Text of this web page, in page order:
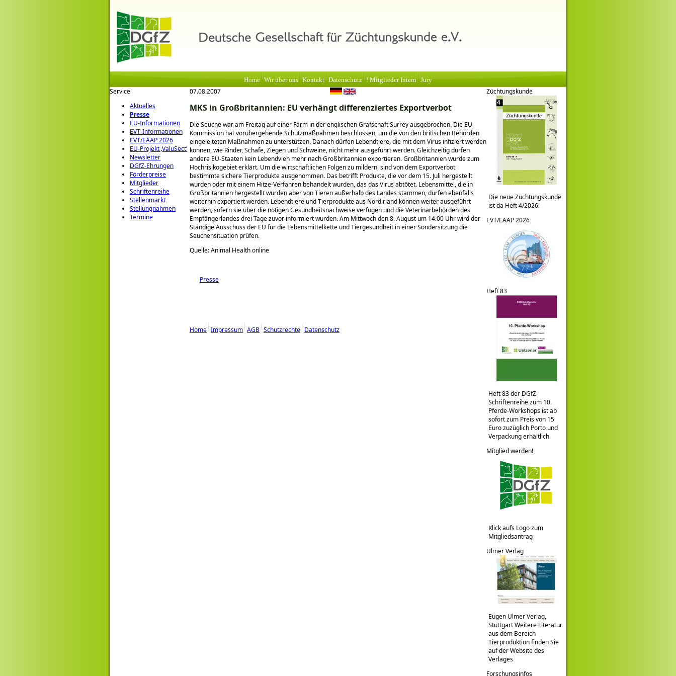
Home Wir über uns Kontakt Datenschutz ! Mitglieder Intern Jury
Service
Aktuelles
Presse
EU-Informationen
EVT-Informationen
EVT/EAAP 2026
EU-Projekt ‚ValuSect‘
Newsletter
DGfZ-Ehrungen
Förderpreise
Mitglieder
Schriftenreihe
Stellenmarkt
Stellungnahmen
Termine
07.08.2007
MKS in Großbritannien: EU verhängt differenziertes Exportverbot
Die Seuche war am Freitag auf einer Farm in der englischen Grafschaft Surrey ausgebrochen. Die EU-
Kommission hat vorübergehende Schutzmaßnahmen beschlossen, um die von den britischen Behörden
eingeleiteten Maßnahmen zu unterstützen. Danach dürfen Lebendtiere, die mit dem Virus infiziert werden
können, wie Rinder, Schafe, Ziegen und Schweine, nicht mehr ausgeführt werden. Gleichzeitig dürfen
andere EU-Staaten kein Lebendvieh mehr nach Großbritannien exportieren. Großbritannien wurde zum
Hochrisikogebiet erklärt. Um die wirtschaftlichen Folgen zu mildern, sind von dem Exportverbot
bestimmte sichere Tierprodukte ausgenommen. Das betrifft Produkte, die vor dem 15. Juli hergestellt
wurden oder mit einem Hitze-Verfahren behandelt wurden, das das Virus abtötet. Lebensmittel, die in
Großbritannien hergestellt wurden aber von Tieren außerhalb des Landes stammen, dürfen ebenfalls
weiterhin exportiert werden. Lebendtiere und Tierprodukte aus Nordirland können weiter ausgeführt
werden, sofern sie über die nötigen Gesundheitsnachweise verfügen und die Veterinärbehörden des
Empfängerlandes drei Tage zuvor informiert wurden. Am Mittwoch den 8. August um 14.00 Uhr wird der
Ständige Ausschuss der EU für die Lebensmittelkette und Tiergesundheit in einer Sondersitzung die
Seuchensituation prüfen.
Quelle: Animal Health online
Presse
Home Impressum AGB Schutzrechte Datenschutz
Züchtungskunde
Die neue Züchtungskunde
ist da Heft 4/2026!
EVT/EAAP 2026
Heft 83
Heft 83 der DGfZ-
Schriftenreihe zum 10.
Pferde-Workshops ist ab
sofort zum Preis von 15
Euro zuzüglich Porto und
Verpackung erhältlich.
Mitglied werden!
Klick aufs Logo zum
Mitgliedsantrag
Ulmer Verlag
Eugen Ulmer Verlag,
Stuttgart Weitere Literatur
aus dem Bereich
Tierproduktion finden Sie
auf der Website des
Verlages
Forschungsinfos